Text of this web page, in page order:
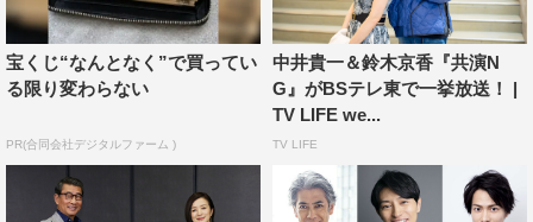
テレビ東京系
毎週（月）後10・00放送
出演：
ー・フランキー、里見浩太朗
堀部圭亮、森永悠希、小島藤子、岩谷健司、迫田孝也、岡
宝くじ“なんとなく”で買ってい
る限り変わらない
PR(合同会社デジタルファーム )
中井貴一＆鈴木京香『共演N
G』がBSテレ東で一挙放送！ |
TV LIFE we...
TV LIFE